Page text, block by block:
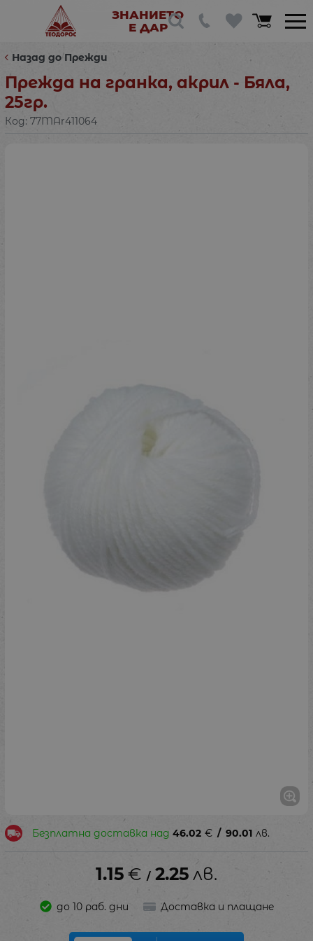
ЗНАНИЕТО
Е ДАР
Назад до Прежди
Прежда на гранка, акрил - Бяла,
25гр.
Код: 77MAr411064
Безплатна доставка над 46.02 € / 90.01 лв.
1.15 € / 2.25 лв.
до 10 раб. дни Доставка и плащане